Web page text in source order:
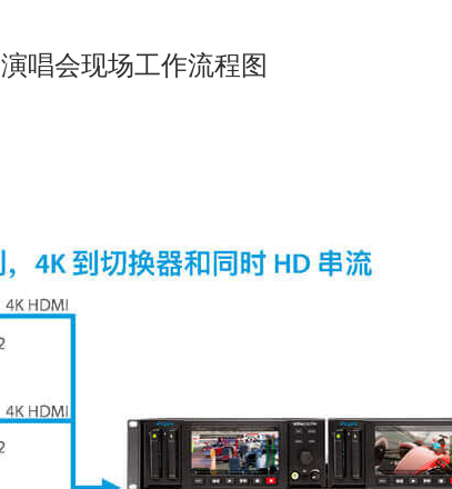
演唱会现场工作流程图